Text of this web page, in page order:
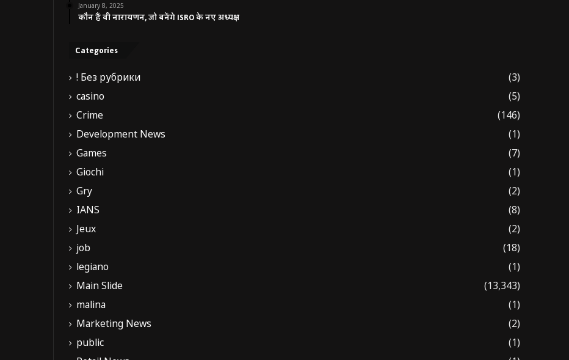
January 8, 2025
कौन हैं वी नारायणन, जो बनेंगे ISRO के नए अध्यक्ष
Categories
! Без рубрики
(3)
casino
(5)
Crime
(146)
Development News
(1)
Games
(7)
Giochi
(1)
Gry
(2)
IANS
(8)
Jeux
(2)
job
(18)
legiano
(1)
Main Slide
(13,343)
malina
(1)
Marketing News
(2)
public
(1)